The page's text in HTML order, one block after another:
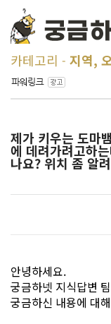
카테고리 지역,
제가 키우는 도마
에 데려가려고하
나요? 위치 좀 알
안녕하세요.
궁금하넷 지식답변
궁금하신 내용에 대